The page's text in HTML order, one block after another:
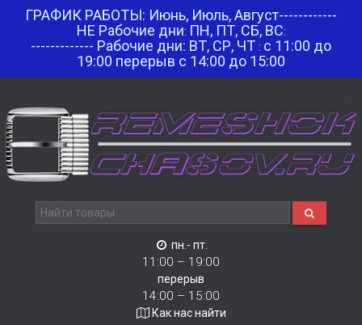
ГРАФИК РАБОТЫ: Июнь, Июль, Август------------
НЕ Рабочие дни: ПН, ПТ, СБ, ВС:
------------- Рабочие дни: ВТ, СР, ЧТ : с 11:00 до
19:00 перерыв с 14:00 до 15:00
пн.- пт.
11:00 – 19:00
перерыв
14:00 – 15:00
Как нас найти